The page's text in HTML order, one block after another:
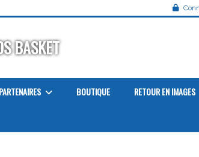
BASKET
PARTENAIRES BOUTIQUE RETOUR EN IMAGES